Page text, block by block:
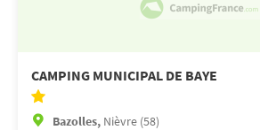
CAMPING MUNICIPAL DE BAYE
Bazolles, Nièvre (58)